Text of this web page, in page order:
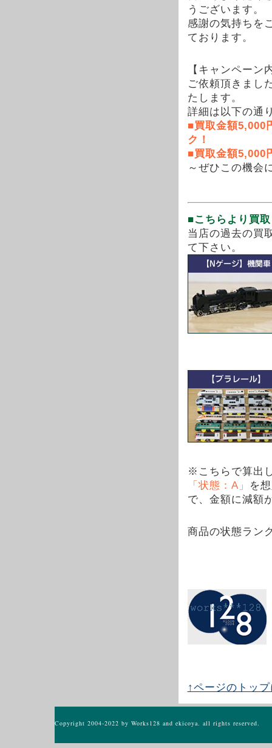
うございます。
感謝の気持ちを
ております。
【キャンペーン
ご依頼頂きまし
たします。
詳細は以下の通
■買取金額5,000
ク！
■買取金額5,000
～ぜひこの機会
■こちらより買
当店の過去の買
て下さい。
※こちらで算出
「状態：A」
を
で、金額に減額
商品の状態ラ
↑ページのトッ
Copyright 2004-2022 by Works128 and ekicoya. all rights reserved.